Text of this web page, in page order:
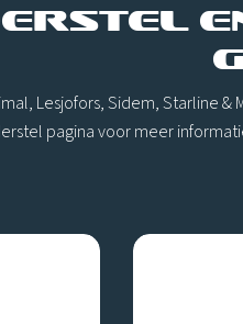
Lesjofors, Sidem, Starline
pagina voor meer